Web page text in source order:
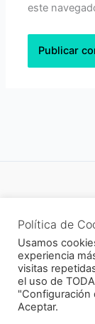
este
Todos los
Política de
Usamos
experiencia
visitas
el uso de
"Configuración
Aceptar.